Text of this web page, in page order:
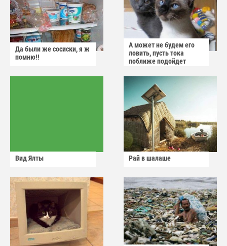
Да были же сосиски, я ж
помню!!
А может не будем его
ловить, пусть тока
поближе подойдет
Вид Ялты Рай в шалаше